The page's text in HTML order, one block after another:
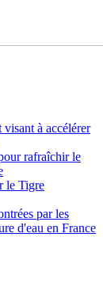
à accélérer
rafraîchir le
le Tigre
par les
d'eau en France